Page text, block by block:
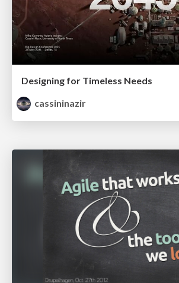
Designing for Timeless Needs
cassininazir